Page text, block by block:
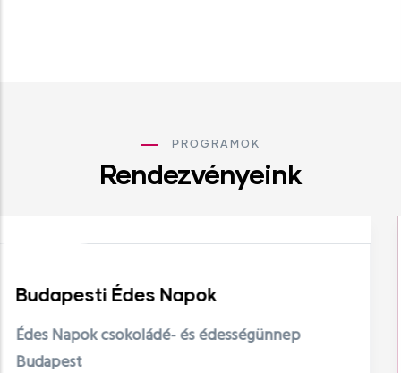
PROGRAMOK
Rendezvényeink